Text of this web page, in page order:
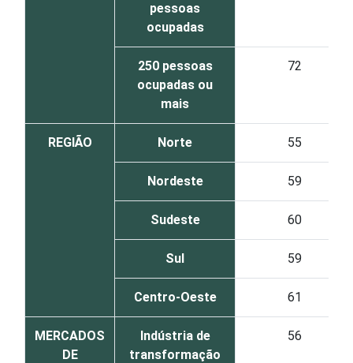
pessoas
ocupadas
250 pessoas
ocupadas ou
mais
72
REGIÃO Norte 55
Nordeste 59
Sudeste 60
Sul 59
Centro-Oeste 61
MERCADOS
DE
Indústria de
transformação
56